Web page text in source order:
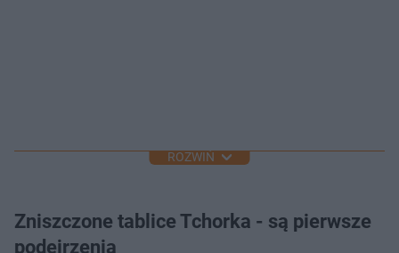
ROZWIŃ
Zniszczone tablice Tchorka - są pierwsze
podejrzenia